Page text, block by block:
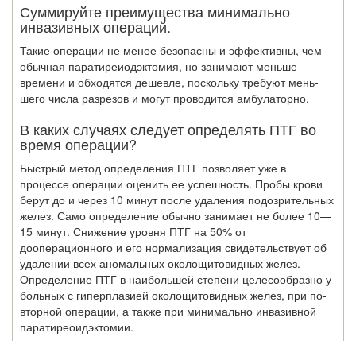
Суммируйте преимущества минимально
инвазивных операций.
Такие операции не менее безопасны и эффективны, чем
обычная паратиреиодэктомия, но занимают меньше
времени и обходятся дешевле, поскольку требуют мень­
шего числа разрезов и могут проводится амбулаторно.
В каких случаях следует определять ПТГ во
время операции?
Быстрый метод определения ПТГ позволяет уже в
процессе операции оценить ее успешность. Пробы крови
берут до и через 10 минут после удаления подозритель­ных
желез. Само определение обычно занимает не более 10—
15 минут. Снижение уровня ПТГ на 50% от
дооперационного и его нормализация свидетельствует об
уда­лении всех аномальных околощитовидных желез.
Определение ПТГ в наибольшей степени целесообразно у
больных с гиперплазией околощитовидных желез, при по­
вторной операции, а также при минимально инвазивной
паратиреоидэктомии.